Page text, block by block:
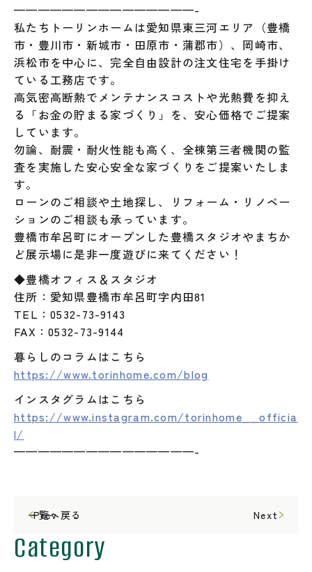
———————————————-
私たちトーリンホームは愛知県東三河エリア（豊橋
市・豊川市・新城市・田原市・蒲郡市）、岡崎市、
浜松市を中心に、完全自由設計の注文住宅を手掛け
ている工務店です。
高気密高断熱でメンテナンスコストや光熱費を抑え
る「お金の貯まる家づくり」を、安心価格でご提案
しています。
勿論、耐震・耐火性能も高く、全棟第三者機関の監
査を実施した安心安全な家づくりをご提案いたしま
す。
ローンのご相談や土地探し、リフォーム・リノベー
ションのご相談も承っています。
豊橋市牟呂町にオープンした豊橋スタジオやまちか
ど展示場に是非一度遊びに来てください！
◆豊橋オフィス＆スタジオ
住所：愛知県豊橋市牟呂町字内田81
TEL：0532-73-9143
FAX：0532-73-9144
暮らしのコラムはこちら
https://www.torinhome.com/blog
インスタグラムはこちら
https://www.instagram.com/torinhome__officia
l/
———————————————-
一覧へ戻る
Prev Next
Category